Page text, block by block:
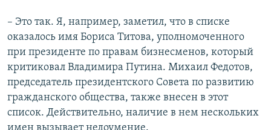
– Это так. Я, например, заметил, что в списке
оказалось имя Бориса Титова, уполномоченного
при президенте по правам бизнесменов, который
критиковал Владимира Путина. Михаил Федотов,
председатель президентского Совета по развитию
гражданского общества, также внесен в этот
список. Действительно, наличие в нем нескольких